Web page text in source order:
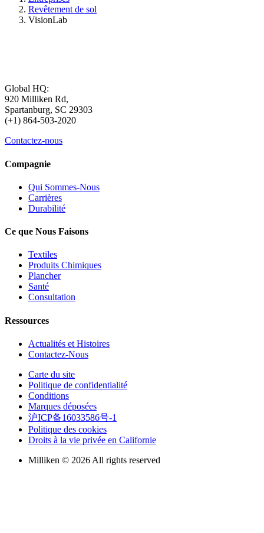
Revêtement de sol
VisionLab
Global HQ:
920 Milliken Rd,
Spartanburg, SC 29303
(+1) 864-503-2020
Contactez-nous
Compagnie
Qui Sommes-Nous
Carrières
Durabilité
Ce que Nous Faisons
Textiles
Produits Chimiques
Plancher
Santé
Consultation
Ressources
Actualités et Histoires
Contactez-Nous
Carte du site
Politique de confidentialité
Conditions
Marques déposées
沪ICP备16033586号-1
Politique des cookies
Droits à la vie privée en Californie
Milliken © 2026 All rights reserved